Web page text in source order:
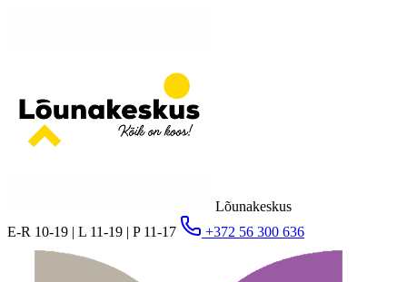
Lõunakeskus
E-R 10-19 | L 11-19 | P 11-17
+372 56 300 636